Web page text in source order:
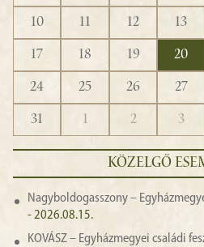
10
11 12 13
17
18 19 20
24
25 26 27
31
1 2 3
KÖZELGŐ
Nagyboldogasszony –
- 2026.08.15.
KOVÁSZ – Egyházmegyei családi